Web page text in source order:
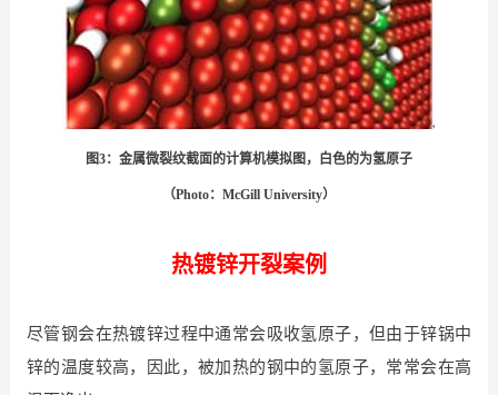
图3：金属微裂纹截面的计算机模拟图，白色的为氢原子
（Photo：McGill University）
热镀锌开裂案例
尽管钢会在热镀锌过程中通常会吸收氢原子，但由于锌锅中
锌的温度较高，因此，被加热的钢中的氢原子，常常会在高